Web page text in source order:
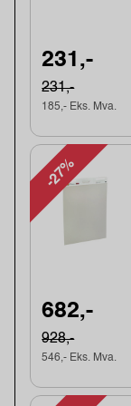
231,-
231,-
185,- Eks. Mva.
-27%
682,-
928,-
546,- Eks. Mva.